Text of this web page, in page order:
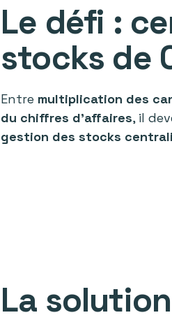
Le défi :
stocks de
Entre multiplication des
du chiffres d’affaires, il
gestion des stocks
La